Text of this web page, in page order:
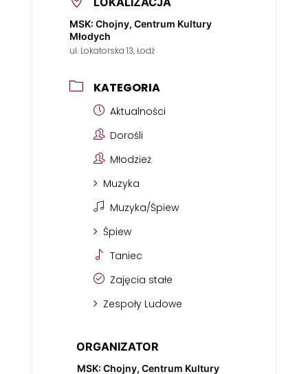
MSK: Chojny, Centrum Kultury
Młodych
ul. Lokatorska 13, Łodź
KATEGORIA
Aktualności
Dorośli
Młodzież
Muzyka
Muzyka/Śpiew
Śpiew
Taniec
Zajęcia stałe
Zespoły Ludowe
ORGANIZATOR
MSK: Chojny, Centrum Kultury